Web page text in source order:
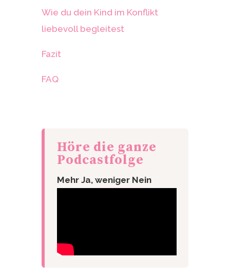
Wie du dein Kind im Konflikt
liebevoll begleitest
Fazit
FAQ
Höre die ganze
Podcastfolge
Mehr Ja, weniger Nein